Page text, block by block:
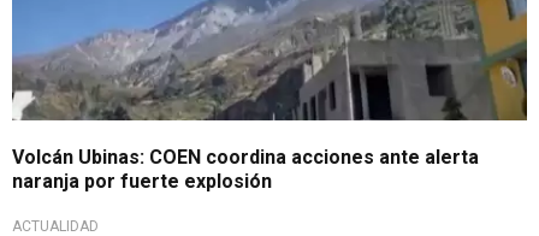
Volcán Ubinas: COEN coordina acciones ante alerta
naranja por fuerte explosión
ACTUALIDAD